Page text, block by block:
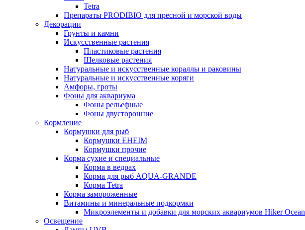
Tetra
Препараты PRODIBIO для пресной и морской воды
Декорации
Грунты и камни
Искусственные растения
Пластиковые растения
Шелковые растения
Натуральные и искусственные кораллы и раковины
Натуральные и искусственные коряги
Амфоры, гроты
Фоны для аквариума
Фоны рельефные
Фоны двусторонние
Кормление
Кормушки для рыб
Кормушки EHEIM
Кормушки прочие
Корма сухие и специальные
Корма в ведрах
Корма для рыб AQUA-GRANDE
Корма Tetra
Корма замороженные
Витамины и минеральные подкормки
Микроэлементы и добавки для морских аквариумов Hiker Ocean
Освещение